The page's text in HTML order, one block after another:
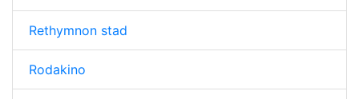
Rethymnon stad
Rodakino